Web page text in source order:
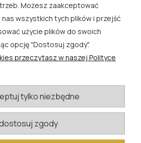
SKLEP
EXTRA
BLOGU
prosimy o kontakt
Możesz zaakceptować
wszystkich tych plików i przejść
użycie plików do swoich
opcję "Dostosuj zgody".
przeczytasz w naszej Polityce
tylko niezbędne
zgody